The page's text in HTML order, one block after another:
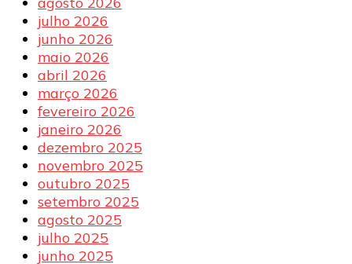
julho 2026
junho 2026
maio 2026
abril 2026
março 2026
fevereiro 2026
janeiro 2026
dezembro 2025
novembro 2025
outubro 2025
setembro 2025
agosto 2025
julho 2025
junho 2025